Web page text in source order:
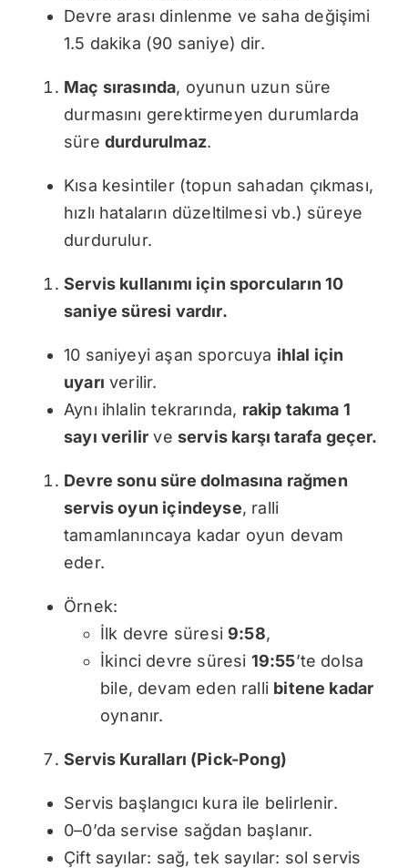
Devre arası dinlenme ve saha değişimi
1.5 dakika (90 saniye) dir.
Maç sırasında, oyunun uzun süre
durmasını gerektirmeyen durumlarda
süre durdurulmaz.
Kısa kesintiler (topun sahadan çıkması,
hızlı hataların düzeltilmesi vb.) süreye
durdurulur.
Servis kullanımı için sporcuların 10
saniye süresi vardır.
10 saniyeyi aşan sporcuya ihlal için
uyarı verilir.
Aynı ihlalin tekrarında, rakip takıma 1
sayı verilir ve servis karşı tarafa geçer.
Devre sonu süre dolmasına rağmen
servis oyun içindeyse, ralli
tamamlanıncaya kadar oyun devam
eder.
Örnek:
İlk devre süresi9:58,
İkinci devre süresi 19:55’te dolsa
bile, devam eden ralli bitene kadar
oynanır.
Servis Kuralları (Pick-Pong)
Servis başlangıcı kura ile belirlenir.
0–0’da servise sağdan başlanır.
Çift sayılar: sağ, tek sayılar: sol servis